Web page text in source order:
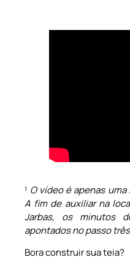
¹ O vídeo é apenas
A fim de auxiliar na
Jarbas, os minutos
apontados no passo
Bora construir sua teia?